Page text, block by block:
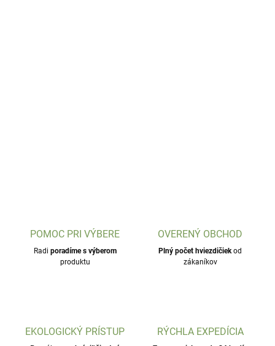
POMOC PRI VÝBERE
Radi poradíme s výberom
produktu
OVERENÝ OBCHOD
Plný počet hviezdičiekod
zákaníkov
EKOLOGICKÝ PRÍSTUP RÝCHLA EXPEDÍCIA